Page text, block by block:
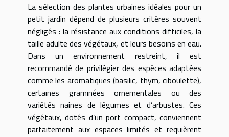
La sélection des plantes urbaines idéales pour un
petit jardin dépend de plusieurs critères souvent
négligés : la résistance aux conditions difficiles, la
taille adulte des végétaux, et leurs besoins en eau.
Dans un environnement restreint, il est
recommandé de privilégier des espèces adaptées
comme les aromatiques (basilic, thym, ciboulette),
certaines graminées ornementales ou des
variétés naines de légumes et d’arbustes. Ces
végétaux, dotés d’un port compact, conviennent
parfaitement aux espaces limités et requièrent